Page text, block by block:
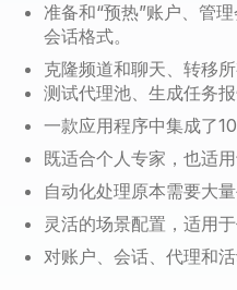
准备和“预热”账户、管
会话格式。
克隆频道和聊天、转移
测试代理池、生成任务报
一款应用程序中集成了
既适合个人专家，也适用
自动化处理原本需要大
灵活的场景配置，适用
对账户、会话、代理和活